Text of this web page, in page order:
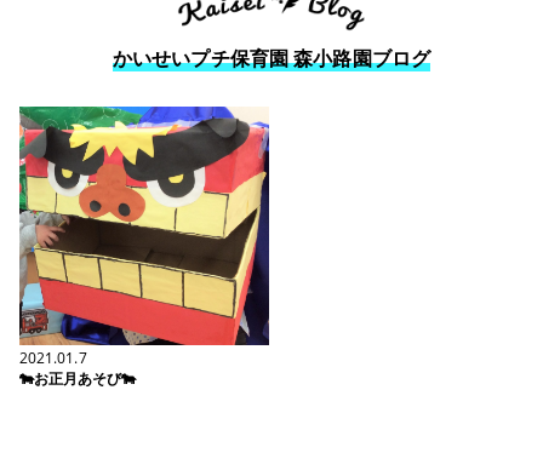
かいせいプチ保育園 森小路園ブログ
2021.01.7
🐄お正月あそび🐄